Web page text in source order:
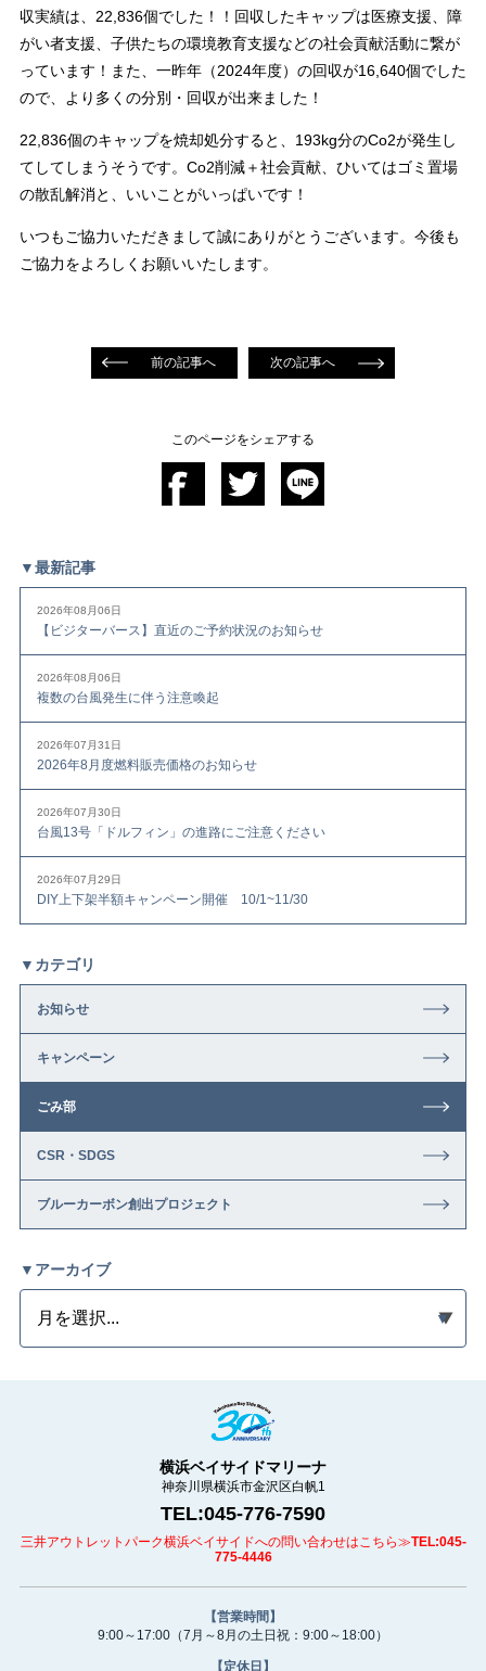
収実績は、22,836個でした！！回収したキャップは医療支援、障
がい者支援、子供たちの環境教育支援などの社会貢献活動に繋が
っています！また、一昨年（2024年度）の回収が16,640個でした
ので、より多くの分別・回収が出来ました！
22,836個のキャップを焼却処分すると、193kg分のCo2が発生し
てしてしまうそうです。Co2削減＋社会貢献、ひいてはゴミ置場
の散乱解消と、いいことがいっぱいです！
いつもご協力いただきまして誠にありがとうございます。今後も
ご協力をよろしくお願いいたします。
前の記事へ 次の記事へ
このページをシェアする
▼最新記事
2026年08月06日
【ビジターバース】直近のご予約状況のお知らせ
2026年08月06日
複数の台風発生に伴う注意喚起
2026年07月31日
2026年8月度燃料販売価格のお知らせ
2026年07月30日
台風13号「ドルフィン」の進路にご注意ください
2026年07月29日
DIY上下架半額キャンペーン開催 10/1~11/30
▼カテゴリ
お知らせ
キャンペーン
ごみ部
CSR・SDGS
ブルーカーボン創出プロジェクト
▼アーカイブ
横浜ベイサイドマリーナ
神奈川県横浜市金沢区白帆1
TEL:045-776-7590
三井アウトレットパーク横浜ベイサイドへの問い合わせはこちら≫TEL:045-
775-4446
【営業時間】
9:00～17:00 （7月～8月の土日祝：9:00～18:00）
【定休日】